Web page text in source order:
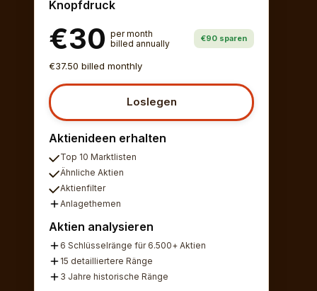
Knopfdruck
€30 per month
billed annually
€90 sparen
€37.50 billed monthly
Loslegen
Aktienideen erhalten
Top 10 Marktlisten
Ähnliche Aktien
Aktienfilter
Anlagethemen
Aktien analysieren
6 Schlüsselränge für 6.500+ Aktien
15 detailliertere Ränge
3 Jahre historische Ränge